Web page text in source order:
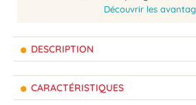
Découvrir les
DESCRIPTION
CARACTÉRISTIQUES